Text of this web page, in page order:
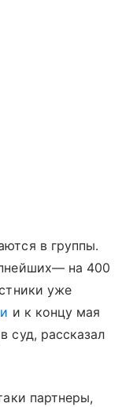
в группы.
на 400
уже
и к концу мая
суд, рассказал
партнеры,